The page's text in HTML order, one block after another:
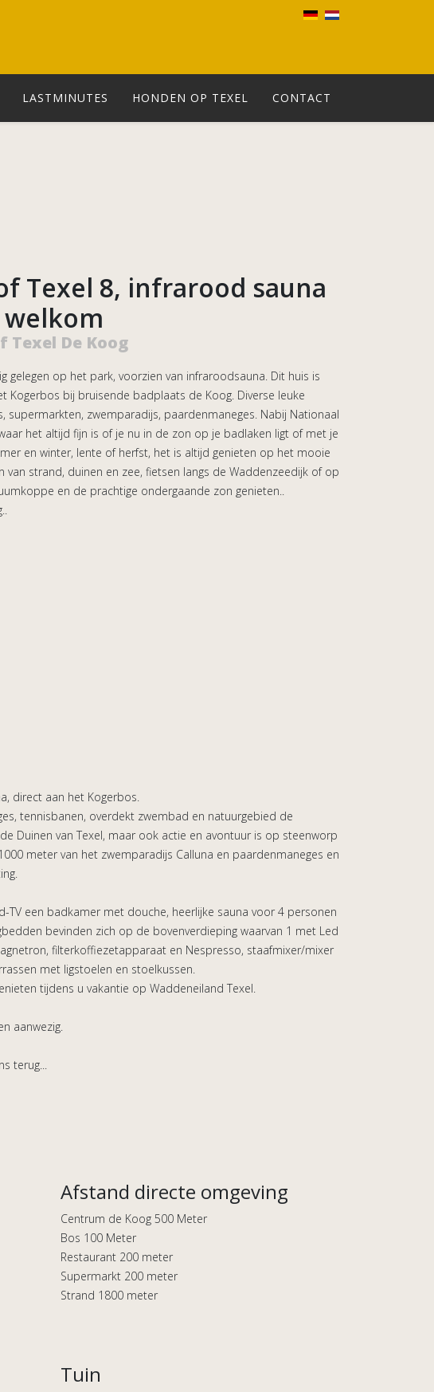
LASTMINUTES HONDEN OP TEXEL CONTACT
Texel 8, infrarood sauna
Texel De Koog
gelegen op het park, voorzien van infraroodsauna. Dit huis is
Kogerbos bij bruisende badplaats de Koog. Diverse leuke
supermarkten, zwemparadijs, paardenmaneges. Nabij Nationaal
het altijd fijn is of je nu in de zon op je badlaken ligt of met je
en winter, lente of herfst, het is altijd genieten op het mooie
van strand, duinen en zee, fietsen langs de Waddenzeedijk of op
en de prachtige ondergaande zon genieten..
direct aan het Kogerbos.
tennisbanen, overdekt zwembad en natuurgebied de
Duinen van Texel, maar ook actie en avontuur is op steenworp
meter van het zwemparadijs Calluna en paardenmaneges en
een badkamer met douche, heerlijke sauna voor 4 personen
bevinden zich op de bovenverdieping waarvan 1 met Led
filterkoffiezetapparaat en Nespresso, staafmixer/mixer
met ligstoelen en stoelkussen.
tijdens u vakantie op Waddeneiland Texel.
aanwezig.
terug...
Afstand directe omgeving
Centrum de Koog 500 Meter
Bos 100 Meter
Restaurant 200 meter
Supermarkt 200 meter
Strand 1800 meter
Tuin